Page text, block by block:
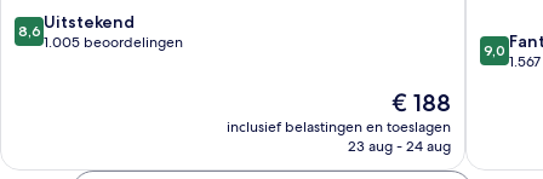
8.6
van
8,6 Uitstekend
1.005 beoordelingen
De
prijs
is
€ 188
inclusief belastingen en toeslagen
23 aug - 24 aug
9.0
van
9,0